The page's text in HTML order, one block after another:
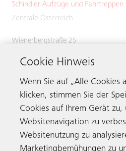
Schindler Aufzüge und Fahrtreppen
Zentrale Österreich
Wienerbergstraße 25
Österreich
Tel.:+43 (0)5 / 724463
Kontakt
Cookie Hinweis
Wenn Sie auf „Alle Cookies
klicken, stimmen Sie der
Cookies auf Ihrem Gerät zu,
Websitenavigation zu
Websitenutzung zu
Marketingbemühungen zu